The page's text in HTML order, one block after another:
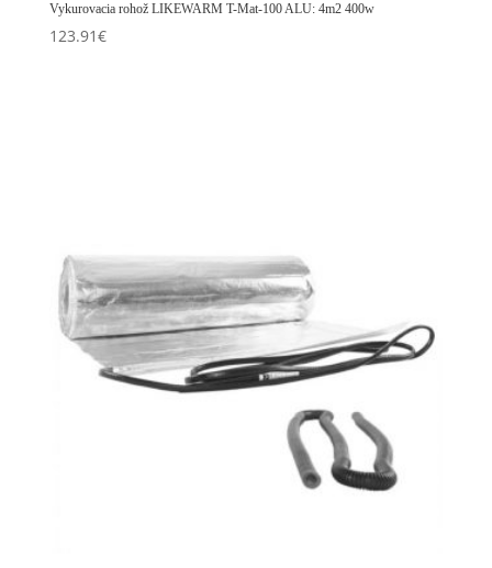
Vykurovacia rohož LIKEWARM T-Mat-100 ALU: 4m2 400w
123.91€